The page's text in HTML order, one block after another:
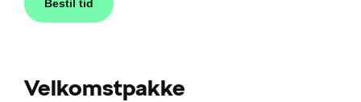
Bestil tid
Velkomstpakke